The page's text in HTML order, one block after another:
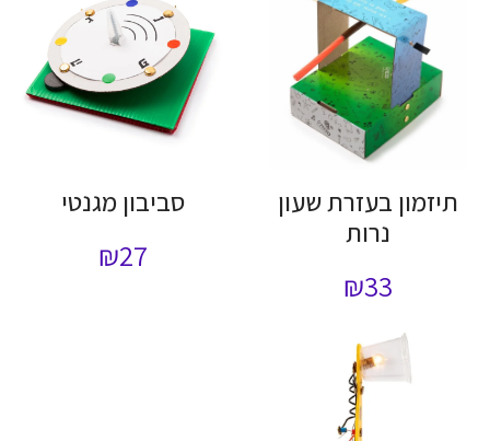
תיזמון בעזרת שעון
נרות
₪33
סביבון מגנטי
₪27